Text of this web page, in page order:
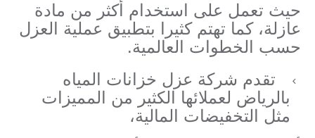
حيث تعمل على استخدام أكثر من مادة
عازلة، كما تهتم كثيرا بتطبيق عملية العزل
حسب الخطوات العالمية.
تقدم شركة عزل خزانات المياه
بالرياض لعملائها الكثير من المميزات
مثل التخفيضات المالية،